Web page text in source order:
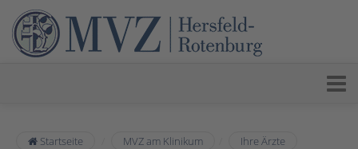
Startseite MVZ am Klinikum Ihre Ärzte